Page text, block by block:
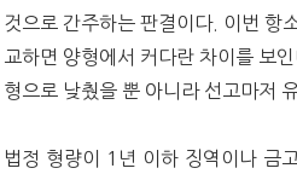
것으로 간주하는 판결이다. 이번 항
교하면 양형에서 커다란 차이를 보
형으로 낮췄을 뿐 아니라 선고마저
법정 형량이 1년 이하 징역이나 금